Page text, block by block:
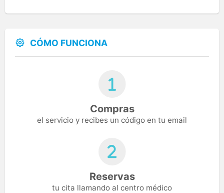
CÓMO FUNCIONA
Compras
el servicio y recibes un código en tu email
Reservas
tu cita llamando al centro médico